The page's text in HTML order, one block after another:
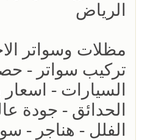
الرياض
مظلات وسواتر
تركيب سواتر -
السيارات -
الحدائق - جودة
الفلل - هناجر -